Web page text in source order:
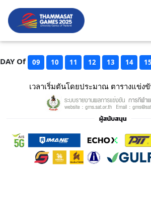
DAY Of 09 10 11 12 13 14 15
เวลาเริ่มตันโดยประมาณ ตารางแข่ง